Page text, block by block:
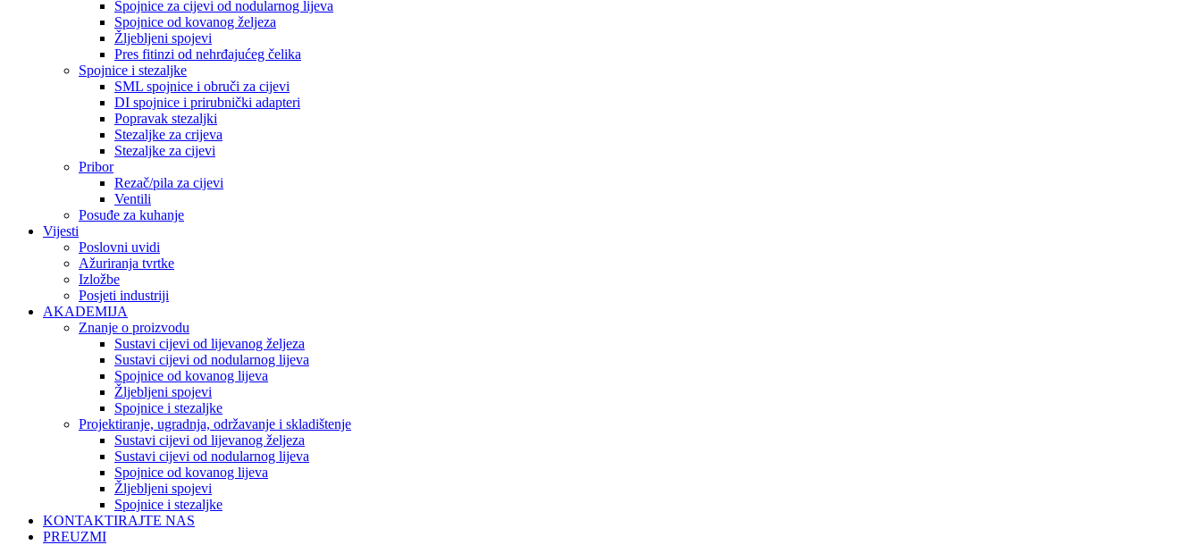
Spojnice za cijevi od nodularnog lijeva
Spojnice od kovanog željeza
Žljebljeni spojevi
Pres fitinzi od nehrđajućeg čelika
Spojnice i stezaljke
SML spojnice i obruči za cijevi
DI spojnice i prirubnički adapteri
Popravak stezaljki
Stezaljke za crijeva
Stezaljke za cijevi
Pribor
Rezač/pila za cijevi
Ventili
Posuđe za kuhanje
Vijesti
Poslovni uvidi
Ažuriranja tvrtke
Izložbe
Posjeti industriji
AKADEMIJA
Znanje o proizvodu
Sustavi cijevi od lijevanog željeza
Sustavi cijevi od nodularnog lijeva
Spojnice od kovanog lijeva
Žljebljeni spojevi
Spojnice i stezaljke
Projektiranje, ugradnja, održavanje i skladištenje
Sustavi cijevi od lijevanog željeza
Sustavi cijevi od nodularnog lijeva
Spojnice od kovanog lijeva
Žljebljeni spojevi
Spojnice i stezaljke
KONTAKTIRAJTE NAS
PREUZMI